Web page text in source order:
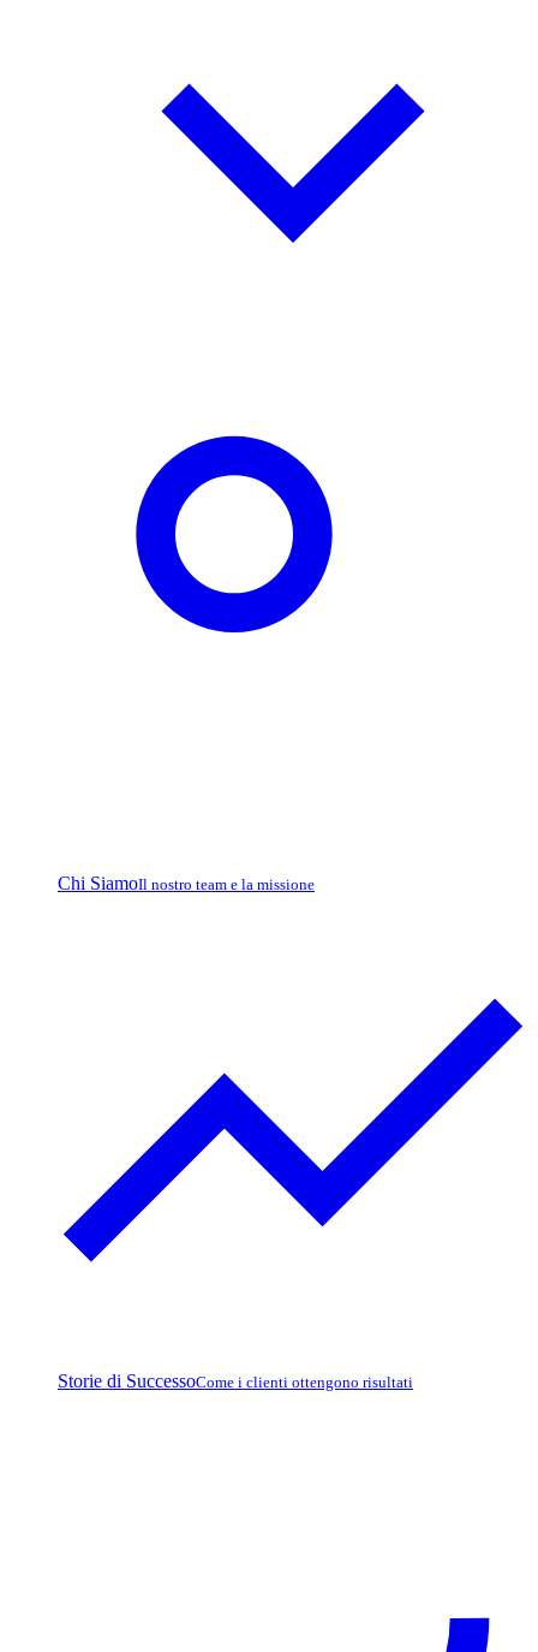
Chi SiamoIl nostro team e la missione
Storie di SuccessoCome i clienti ottengono risultati